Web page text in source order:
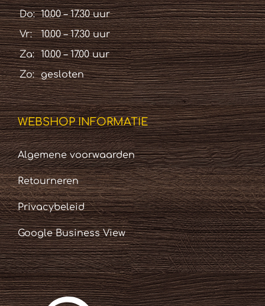
Do: 10.00 – 17.30 uur
Vr:
10.00 – 17.30 uur
Za:
10.00 – 17.00 uur
Zo:
gesloten
WEBSHOP INFORMATIE
Algemene voorwaarden
Retourneren
Privacybeleid
Google Business View